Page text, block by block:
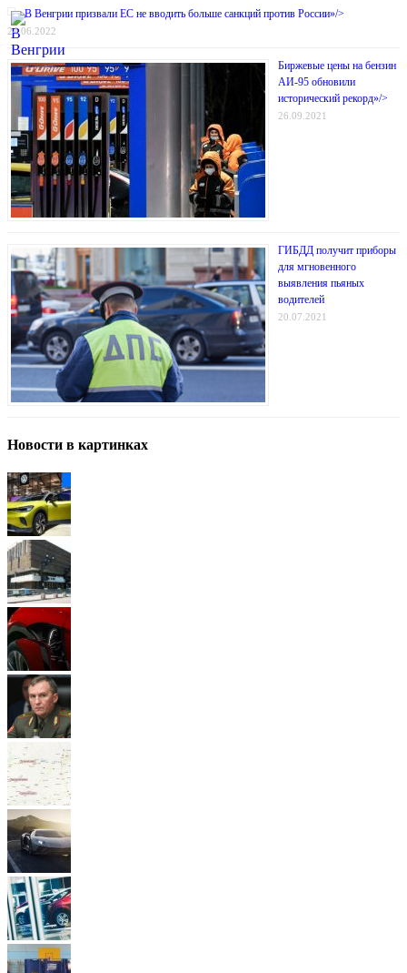
В Венгрии призвали ЕС не вводить больше санкций против России»/>
24.06.2022
Биржевые цены на бензин
АИ-95 обновили
исторический рекорд»/>
26.09.2021
ГИБДД получит приборы
для мгновенного
выявления пьяных
водителей
20.07.2021
Новости в картинках